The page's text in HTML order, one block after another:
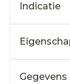
Indicatie
Gegevens